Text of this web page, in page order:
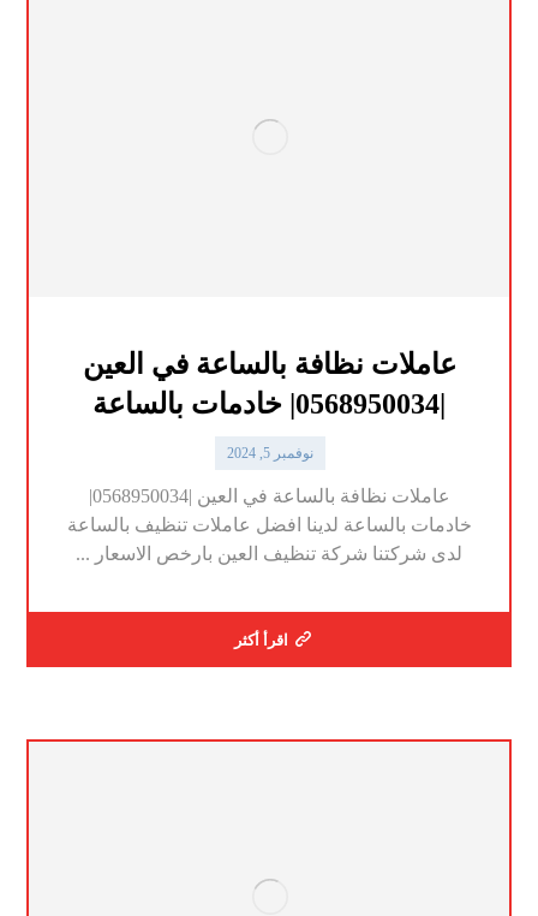
عاملات نظافة بالساعة في العين
نوفمبر 5, 2024
عاملات نظافة بالساعة في العين |0568950034|
خادمات بالساعة لدينا افضل عاملات تنظيف بالساعة
لدى شركتنا شركة تنظيف العين بارخص الاسعار ...
اقرأ أكثر